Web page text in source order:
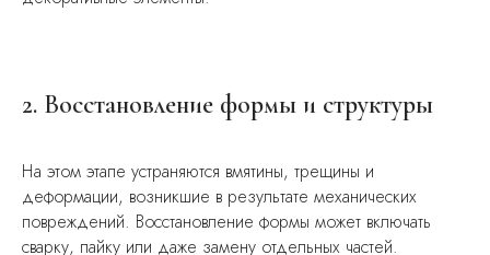
2. Восстановление формы и структуры
На этом этапе устраняются вмятины, трещины и
деформации, возникшие в результате механических
повреждений. Восстановление формы может включать
сварку, пайку или даже замену отдельных частей.